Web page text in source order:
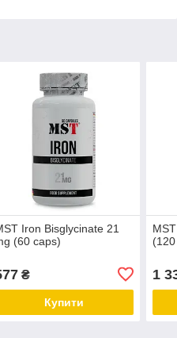
Iron Bisglycinate 21
(60 caps)
₴
Купити
1